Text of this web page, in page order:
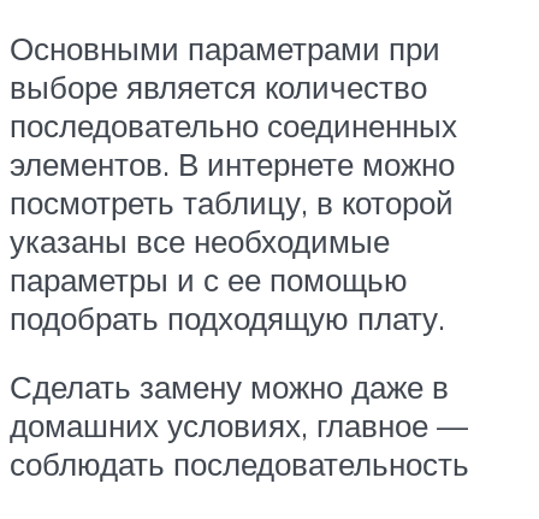
Основными параметрами при
выборе является количество
последовательно соединенных
элементов. В интернете можно
посмотреть таблицу, в которой
указаны все необходимые
параметры и с ее помощью
подобрать подходящую плату.
Сделать замену можно даже в
домашних условиях, главное —
соблюдать последовательность